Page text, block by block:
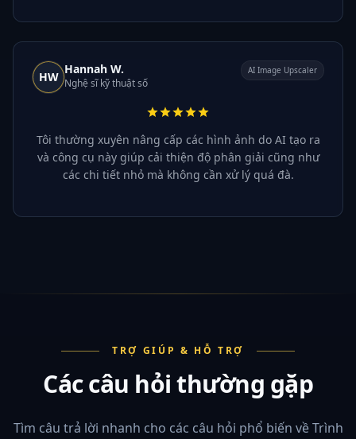
HW
Hannah W.
Nghệ sĩ kỹ thuật số
AI Image Upscaler
Tôi thường xuyên nâng cấp các hình ảnh do AI tạo ra
và công cụ này giúp cải thiện độ phân giải cũng như
các chi tiết nhỏ mà không cần xử lý quá đà.
TRỢ GIÚP & HỖ TRỢ
Các câu hỏi thường gặp
Tìm câu trả lời nhanh cho các câu hỏi phổ biến về Trình